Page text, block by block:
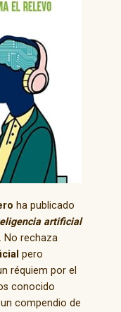
ha publicado
artificial
No rechaza
pero
réquiem por el
conocido
compendio de